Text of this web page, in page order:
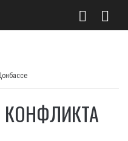
КОНФЛИКТА